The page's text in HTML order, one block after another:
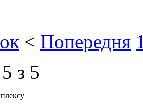
< Попередня
з 5